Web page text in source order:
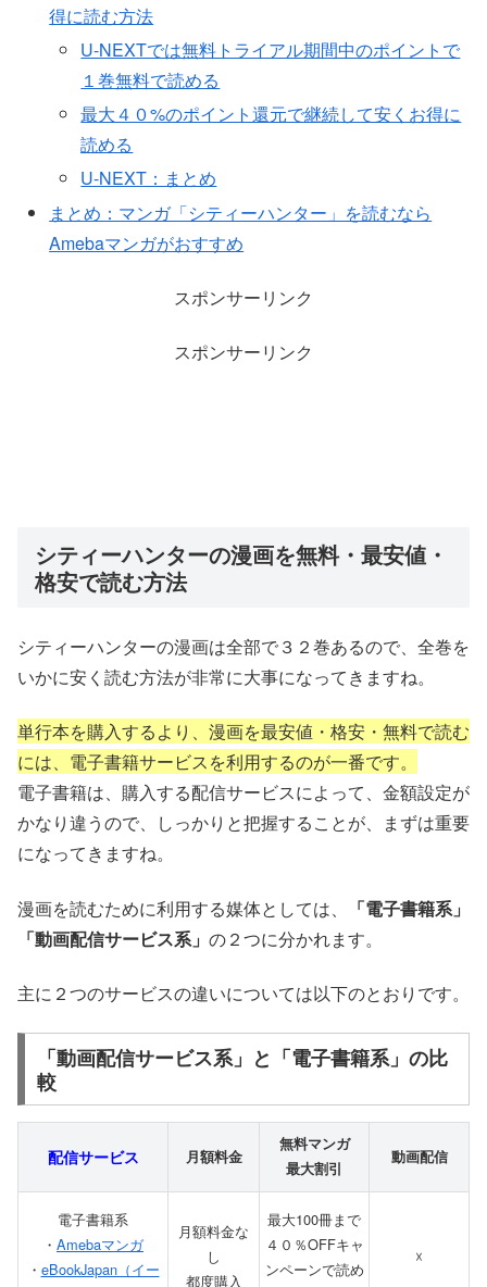
得に読む方法
U-NEXTでは無料トライアル期間中のポイントで
１巻無料で読める
最大４０%のポイント還元で継続して安くお得に
読める
U-NEXT：まとめ
まとめ：マンガ「シティーハンター」を読むなら
Amebaマンガがおすすめ
スポンサーリンク
スポンサーリンク
シティーハンターの漫画を無料・最安値・
格安で読む方法
シティーハンターの漫画は全部で３２巻あるので、全巻を
いかに安く読む方法が非常に大事になってきますね。
単行本を購入するより、漫画を最安値・格安・無料で読む
には、電子書籍サービスを利用するのが一番です。
電子書籍は、購入する配信サービスによって、金額設定が
かなり違うので、しっかりと把握することが、まずは重要
になってきますね。
漫画を読むために利用する媒体としては、
「電子書籍系」
「動画配信サービス系」 の２つに分かれます。
主に２つのサービスの違いについては以下のとおりです。
「動画配信サービス系」と「電子書籍系」の比
較
配信サービス 月額料金
無料マンガ
最大割引
動画配信
電子書籍系
・ Amebaマンガ
・ eBookJapan（イー
月額料金な
し
都度購入
最大100冊まで
４０％OFFキャ
ンペーンで読め
☓